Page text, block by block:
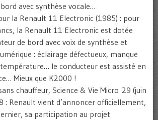
avec synthèse vocale…
la Renault 11 Electronic (1985) : pour
la Renault 11 Electronic est dotée
de bord avec voix de synthèse et
: éclairage défectueux, manque
température… le conducteur est assisté en
Mieux que K2000 !
chauffeur, Science & Vie Micro 29 (juin
: Renault vient d’annoncer officiellement,
sa participation au projet